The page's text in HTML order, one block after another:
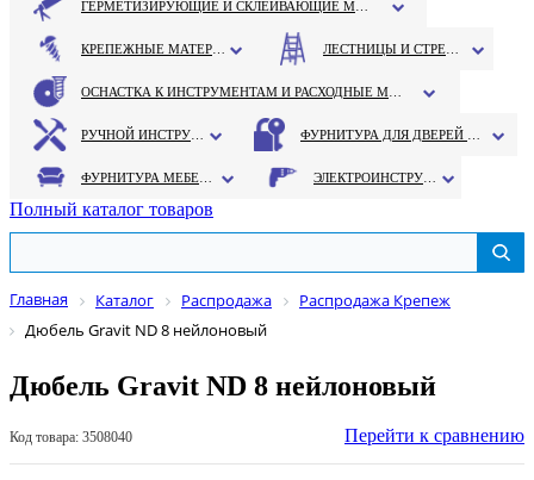
Полный каталог товаров
Главная Каталог Распродажа
Распродажа Крепеж
Дюбель Gravit ND 8 нейлоновый
Дюбель Gravit ND 8 нейлоновый
Код товара: 3508040 Перейти к сравнению